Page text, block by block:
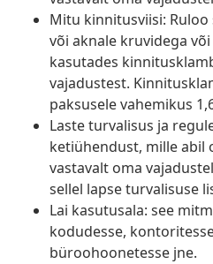
Mitu kinnitusviisi:
või aknale kruvidega
kasutades
vajadustest.
paksusele vahemikus
Laste turvalisus ja
ketiühendust, mille abil
vastavalt oma
sellel lapse turvalisuse
Lai kasutusala: see
kodudesse,
büroohoonetesse jne.